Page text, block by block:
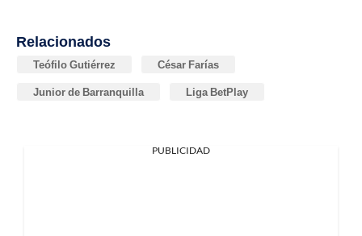
Relacionados
Teófilo Gutiérrez César Farías
Junior de Barranquilla Liga BetPlay
PUBLICIDAD